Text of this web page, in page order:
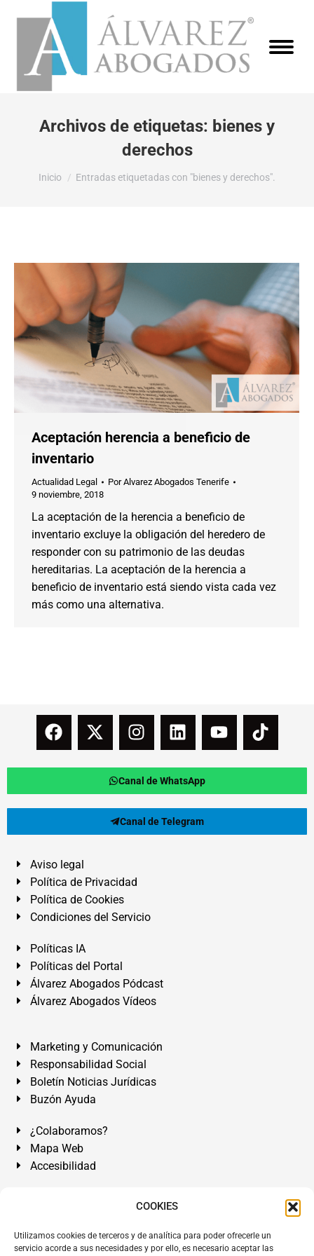
COOKIES
Utilizamos cookies de terceros y de analítica para poder ofrecerle un
servicio acorde a sus necesidades y por ello, es necesario aceptar las
Archivos de etiquetas: bienes y
derechos
Estás aquí:
Inicio Entradas etiquetadas con "bienes y derechos".
Aceptación herencia a beneficio de
inventario
Actualidad Legal PorAlvarez Abogados Tenerife
9 noviembre, 2018
La aceptación de la herencia a beneficio de
inventario excluye la obligación del heredero de
responder con su patrimonio de las deudas
hereditarias. La aceptación de la herencia a
beneficio de inventario está siendo vista cada vez
más como una alternativa.
Canal de WhatsApp
Canal de Telegram
Aviso legal
Política de Privacidad
Política de Cookies
Condiciones del Servicio
Políticas IA
Políticas del Portal
Álvarez Abogados Pódcast
Álvarez Abogados Vídeos
Marketing y Comunicación
Responsabilidad Social
Boletín Noticias Jurídicas
Buzón Ayuda
¿Colaboramos?
Mapa Web
Accesibilidad
Álvarez Abogados Tenerife:Calle Teobaldo Power Nº 7,
de Tenerife. Islas Canarias.